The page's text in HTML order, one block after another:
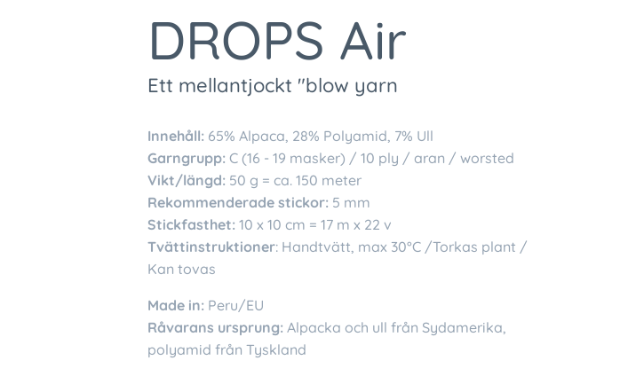
DROPS Air
Ett mellantjockt "blow yarn
Innehåll: 65% Alpaca, 28% Polyamid, 7% Ull
Garngrupp: C (16 - 19 masker) / 10 ply / aran / worsted
Vikt/längd: 50 g = ca. 150 meter
Rekommenderade stickor: 5 mm
Stickfasthet: 10 x 10 cm = 17 m x 22 v
Tvättinstruktioner: Handtvätt, max 30°C /Torkas plant /
Kan tovas
Made in: Peru/EU
Råvarans ursprung: Alpacka och ull från Sydamerika,
polyamid från Tyskland